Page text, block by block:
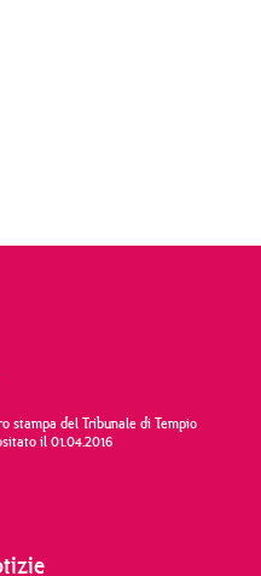
stampa del Tribunale di Tempio
il 01.04.2016